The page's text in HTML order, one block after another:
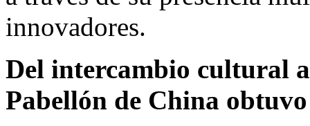
innovadores.
Del intercambio cultural
Pabellón de China